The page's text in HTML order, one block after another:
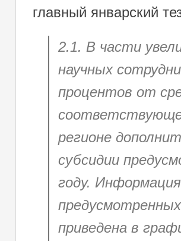
главный январский
2.1. В части
научных
процентов от
регионе
субсидии
году.
приведена в